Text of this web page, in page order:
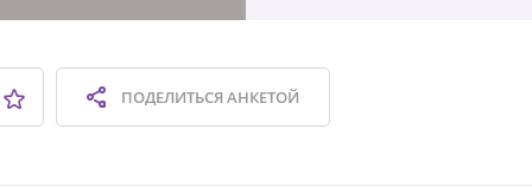
ПОДЕЛИТЬСЯАНКЕТОЙ